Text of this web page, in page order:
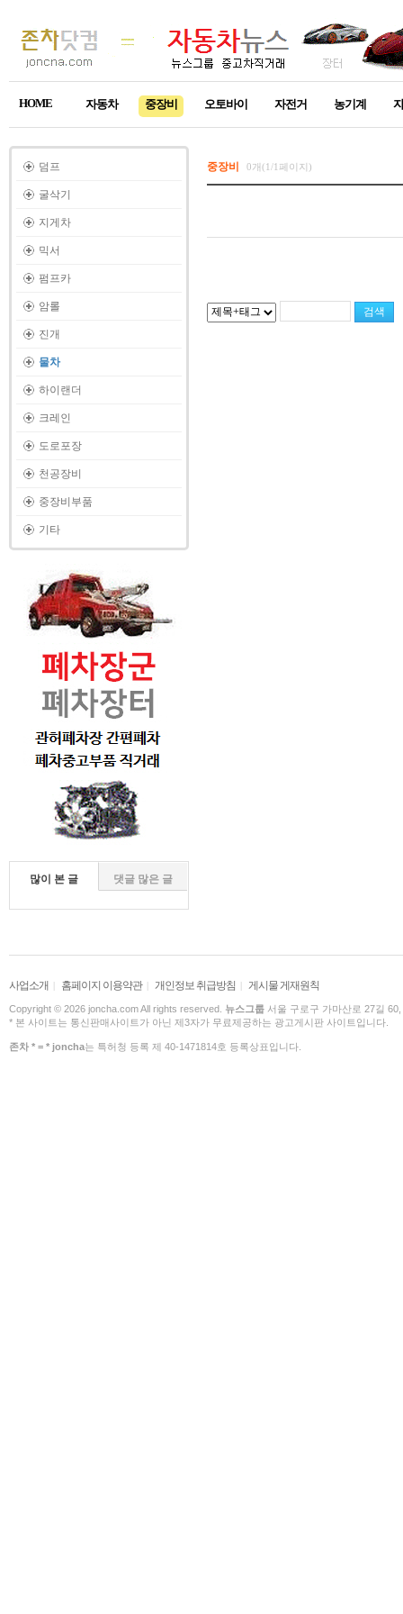
HOME 자동차 중장비 오토바이 자전거 농기계
덤프
굴삭기
지게차
믹서
펌프카
암롤
진개
물차
하이랜더
크레인
도로포장
천공장비
중장비부품
기타
많이 본 글 댓글 많은 글
중장비 0개(1/1페이지)
사업소개 | 홈페이지 이용약관| 개인정보 취급방침 | 게시물 게재원칙
Copyright © 2026 joncha.com All rights reserved. 뉴스그룹 서울 구로구 가마산로 27길
* 본 사이트는 통신판매사이트가 아닌 제3자가 무료제공하는 광고게시판 사이트입니다.
존차 * = * joncha는 특허청 등록 제 40-1471814호 등록상표입니다.